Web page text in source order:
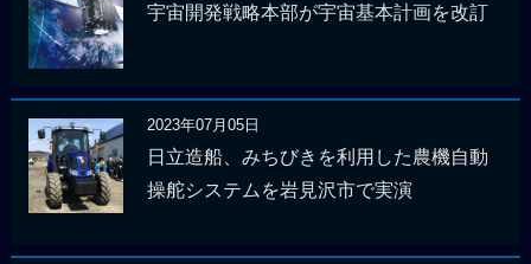
宇宙開発戦略本部が宇宙基本計画を改訂
2023年07月05日
日立造船、みちびきを利用した農機自動
操舵システムを岩見沢市で実演